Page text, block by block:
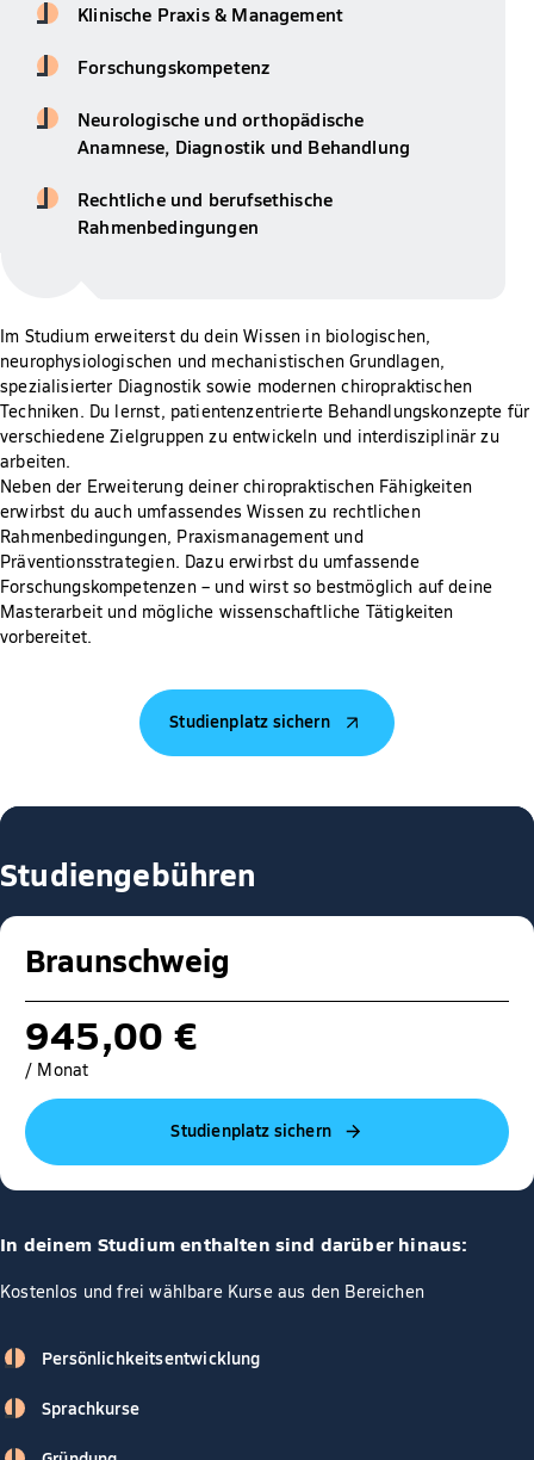
Klinische Praxis & Management
Forschungskompetenz
Neurologische und orthopädische
Anamnese, Diagnostik und Behandlung
Rechtliche und berufsethische
Rahmenbedingungen
Im Studium erweiterst du dein Wissen in biologischen,
neurophysiologischen und mechanistischen Grundlagen,
spezialisierter Diagnostik sowie modernen chiropraktischen
Techniken. Du lernst, patientenzentrierte Behandlungskonzepte für
verschiedene Zielgruppen zu entwickeln und interdisziplinär zu
arbeiten.
Neben der Erweiterung deiner chiropraktischen Fähigkeiten
erwirbst du auch umfassendes Wissen zu rechtlichen
Rahmenbedingungen, Praxismanagement und
Präventionsstrategien. Dazu erwirbst du umfassende
Forschungskompetenzen – und wirst so bestmöglich auf deine
Masterarbeit und mögliche wissenschaftliche Tätigkeiten
vorbereitet.
Studienplatz sichern
Studiengebühren
Braunschweig
945,00 €
/ Monat
Studienplatz sichern
In deinem Studium enthalten sind darüber hinaus:
Kostenlos und frei wählbare Kurse aus den Bereichen
Persönlichkeitsentwicklung
Sprachkurse